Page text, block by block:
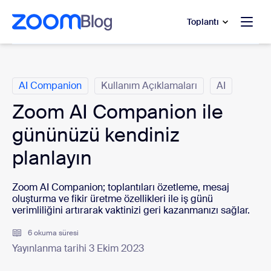
içeriğe atla
yardımına atla
Toplantı
AI Companion Kullanım Açıklamaları AI
Zoom AI Companion ile
gününüzü kendiniz
planlayın
Zoom AI Companion; toplantıları özetleme, mesaj
oluşturma ve fikir üretme özellikleri ile iş günü
verimliliğini artırarak vaktinizi geri kazanmanızı sağlar.
6 okuma süresi
Yayınlanma tarihi 3 Ekim 2023